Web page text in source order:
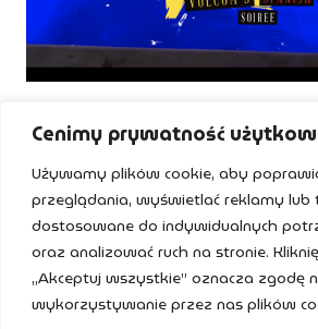
Cenimy prywatność
Używamy plików cookie, aby
przeglądania, wyświetlać reklamy lub
dostosowane do indywidualnych
oraz analizować ruch na stronie.
„Akceptuj wszystkie” oznacza zgodę
wykorzystywanie przez nas plików
Volcom x Barci
PrzezSSS 12 maja 2023
Team Volcom SKATE krąży po
DOWIEDZ SIĘ WIĘCEJVOLCOM
X BARCI
BASH